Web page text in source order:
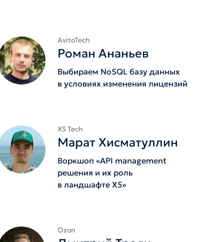
AvitoTech
Роман Ананьев
Выбираем NoSQL базу данных
в условиях изменения лицензий
X5 Tech
Марат Хисматуллин
Воркшоп «API management
решения и их роль
в ландшафте Х5»
Ozon